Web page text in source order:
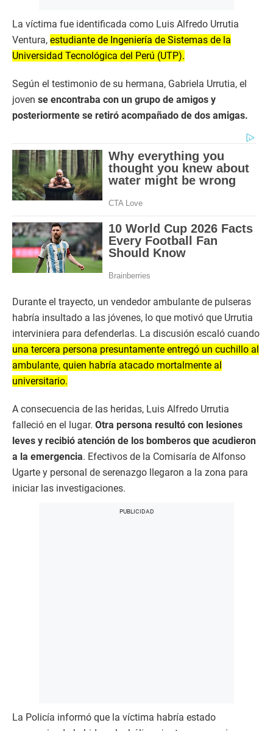
La víctima fue identificada como Luis Alfredo Urrutia
Ventura, estudiante de Ingeniería de Sistemas de la
Universidad Tecnológica del Perú (UTP).
Según el testimonio de su hermana, Gabriela Urrutia, el
joven se encontraba con un grupo de amigos y
posteriormente se retiró acompañado de dos amigas.
Durante el trayecto, un vendedor ambulante de pulseras
habría insultado a las jóvenes, lo que motivó que Urrutia
interviniera para defenderlas. La discusión escaló cuando
una tercera persona presuntamente entregó un cuchillo al
ambulante, quien habría atacado mortalmente al
universitario.
A consecuencia de las heridas, Luis Alfredo Urrutia
falleció en el lugar. Otra persona resultó con lesiones
leves y recibió atención de los bomberos que acudieron
a la emergencia. Efectivos de la Comisaría de Alfonso
Ugarte y personal de serenazgo llegaron a la zona para
iniciar las investigaciones.
La Policía informó que la víctima habría estado